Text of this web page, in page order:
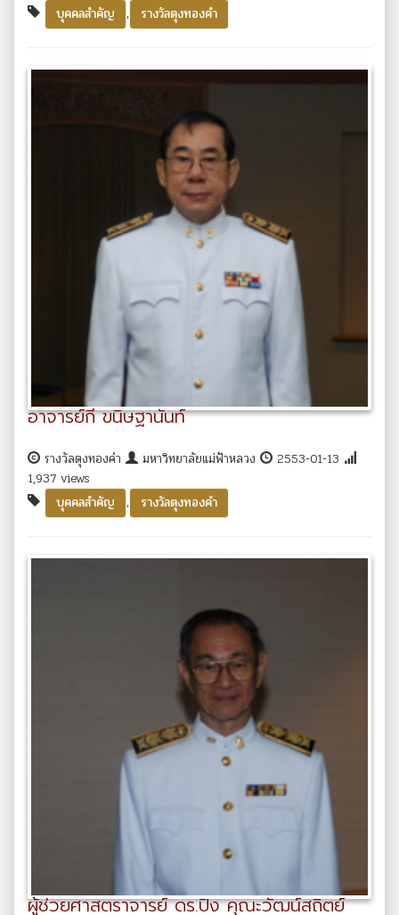
บุคคลสำคัญ
, รางวัลตุงทองคำ
อาจารย์กี ขนิษฐานันท์
รางวัลตุงทองคำ มหาวิทยาลัยแม่ฟ้าหลวง
2553-01-13
1,937 views
บุคคลสำคัญ
, รางวัลตุงทองคำ
ผู้ช่วยศาสตราจารย์ ดร.ปิง คุณะวัฒน์สถิตย์